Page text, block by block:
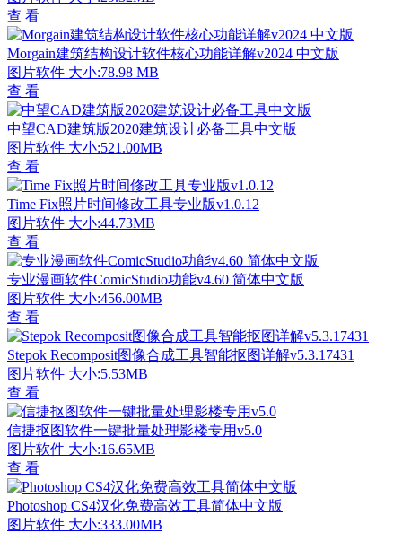
查 看
Morgain建筑结构设计软件核心功能详解v2024 中文版
图片软件 大小:78.98 MB
查 看
中望CAD建筑版2020建筑设计必备工具中文版
图片软件 大小:521.00MB
查 看
Time Fix照片时间修改工具专业版v1.0.12
图片软件 大小:44.73MB
查 看
专业漫画软件ComicStudio功能v4.60 简体中文版
图片软件 大小:456.00MB
查 看
Stepok Recomposit图像合成工具智能抠图详解v5.3.17431
图片软件 大小:5.53MB
查 看
信捷抠图软件一键批量处理影楼专用v5.0
图片软件 大小:16.65MB
查 看
Photoshop CS4汉化免费高效工具简体中文版
图片软件 大小:333.00MB